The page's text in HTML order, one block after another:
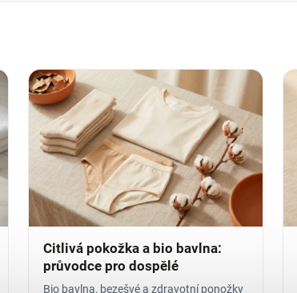
Citlivá pokožka a bio bavlna:
průvodce pro dospělé
Bio bavlna, bezešvé a zdravotní ponožky